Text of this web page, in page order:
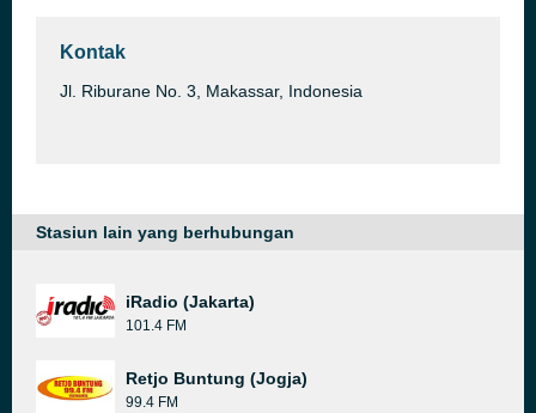
Kontak
Jl. Riburane No. 3, Makassar, Indonesia
Stasiun lain yang berhubungan
iRadio (Jakarta)
101.4 FM
Retjo Buntung (Jogja)
99.4 FM